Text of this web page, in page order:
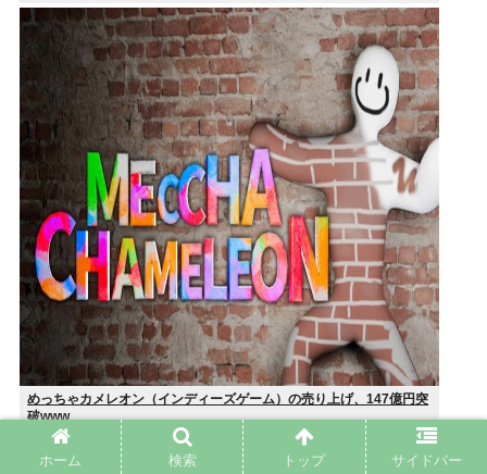
めっちゃカメレオン（インディーズゲーム）の売り上げ、147億円突
破www
ホーム 検索 トップ サイドバー